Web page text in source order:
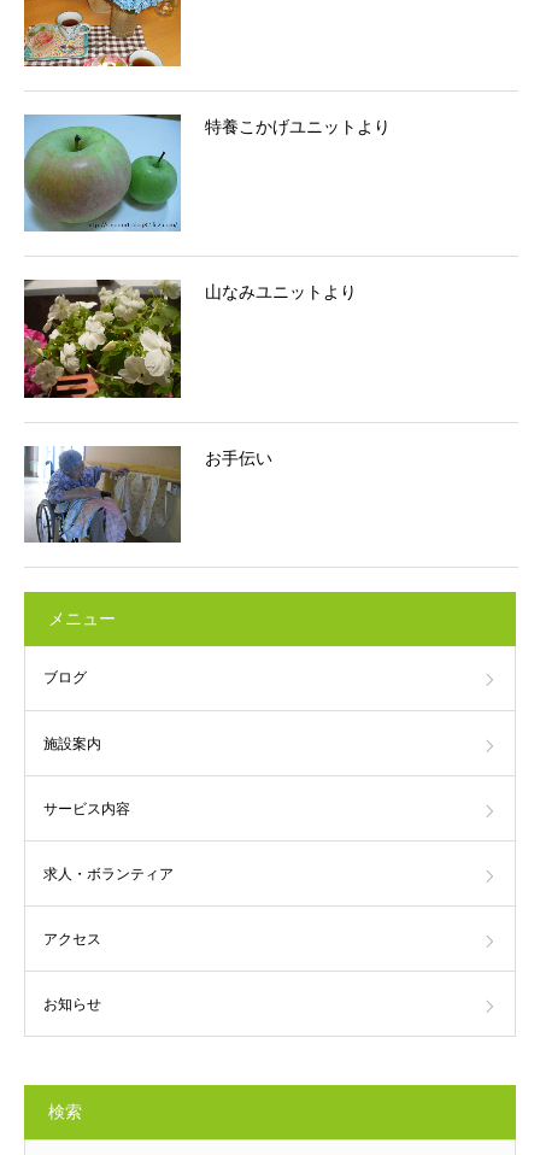
特養こかげユニットより
山なみユニットより
お手伝い
メニュー
ブログ
施設案内
サービス内容
求人・ボランティア
アクセス
お知らせ
検索